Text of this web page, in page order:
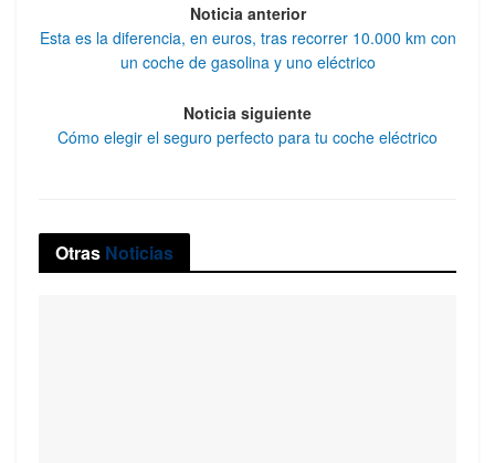
Noticia anterior
Esta es la diferencia, en euros, tras recorrer 10.000 km con
un coche de gasolina y uno eléctrico
Noticia siguiente
Cómo elegir el seguro perfecto para tu coche eléctrico
Otras Noticias